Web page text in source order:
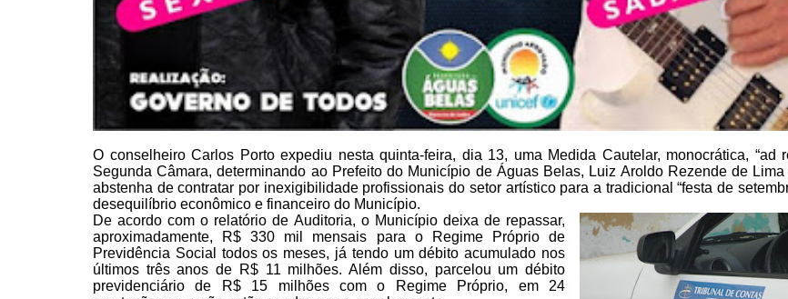
O conselheiro Carlos Portoexpediu nesta quinta-feira, dia 13, uma Medida Cautelar, monocrática, “ad
Segunda Câmara, determinando ao Prefeito do Município de ÁguasBelas, Luiz Aroldo Rezende de Lima
abstenha de contratar por inexigibilidade profissionais do setor artístico para a tradicional “festa de
desequilíbrio econômico e financeiro do Município.
De acordo com o relatório de Auditoria, o Município deixa de repassar,
aproximadamente, R$ 330 mil mensais para oRegime Próprio de
Previdência Social todos os meses, já tendo um débito acumulado nos
últimos três anos de R$ 11 milhões. Além disso, parcelou um débito
previdenciário de R$ 15 milhões com o Regime Próprio, em 24